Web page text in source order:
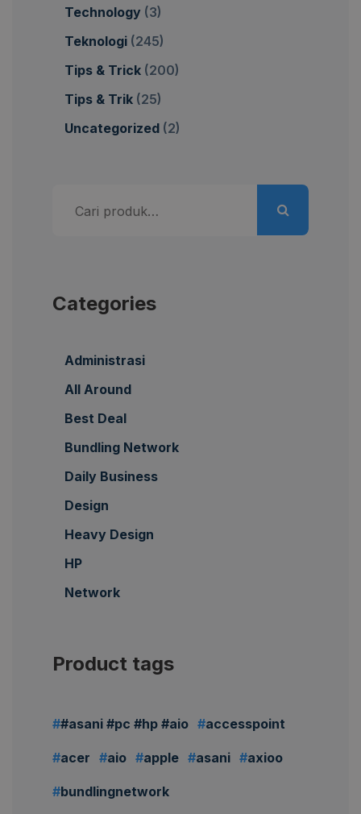
Technology (3)
Teknologi (245)
Tips & Trick (200)
Tips & Trik (25)
Uncategorized (2)
untuk:
Categories
Administrasi
All Around
Best Deal
Bundling Network
Daily Business
Design
Heavy Design
HP
Network
Product tags
#asani #pc #hp #aio accesspoint
acer aio apple asani axioo
bundlingnetwork